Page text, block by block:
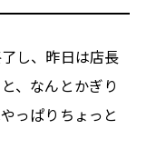
し、昨日は店長
、なんとかぎり
っぱりちょっと